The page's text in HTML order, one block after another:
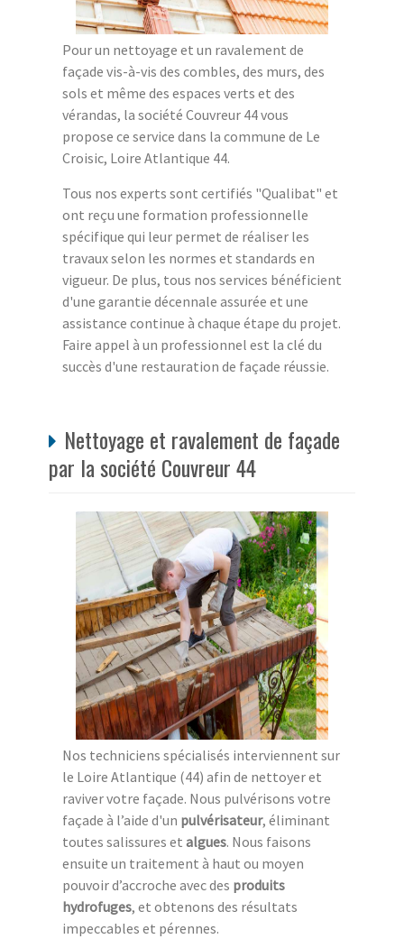
Pour un nettoyage et un ravalement de
façade vis-à-vis des combles, des murs, des
sols et même des espaces verts et des
vérandas, la société Couvreur 44 vous
propose ce service dans la commune de Le
Croisic, Loire Atlantique 44.
Tous nos experts sont certifiés "Qualibat" et
ont reçu une formation professionnelle
spécifique qui leur permet de réaliser les
travaux selon les normes et standards en
vigueur. De plus, tous nos services bénéficient
d'une garantie décennale assurée et une
assistance continue à chaque étape du projet.
Faire appel à un professionnel est la clé du
succès d'une restauration de façade réussie.
Nettoyage et ravalement de façade
par la société Couvreur 44
Nos techniciens spécialisés interviennent sur
le Loire Atlantique (44) afin de nettoyer et
raviver votre façade. Nous pulvérisons votre
façade à l’aide d'un pulvérisateur, éliminant
toutes salissures et algues. Nous faisons
ensuite un traitement à haut ou moyen
pouvoir d’accroche avec des produits
hydrofuges, et obtenons des résultats
impeccables et pérennes.